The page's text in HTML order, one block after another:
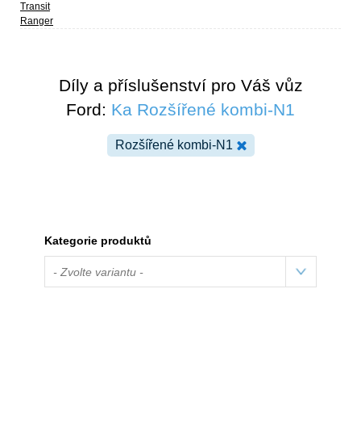
Transit
Ranger
Díly a příslušenství pro Váš vůz
Ford: Ka Rozšířené kombi-N1
Rozšířené kombi-N1
Kategorie produktů
- Zvolte variantu -